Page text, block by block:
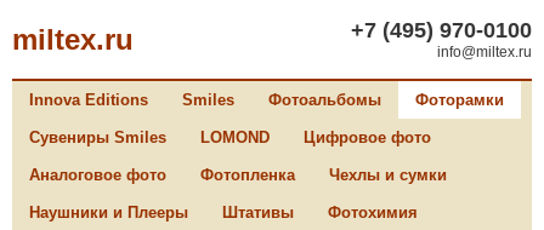
miltex.ru +7 (495) 970-0100
info@miltex.ru
Innova Editions Smiles Фотоальбомы Фоторамки
Сувениры Smiles LOMOND Цифровое фото
Аналоговое фото Фотопленка Чехлы и сумки
Наушники и Плееры Штативы Фотохимия